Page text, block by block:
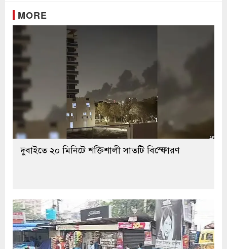
MORE
দুবাইতে ২০ মিনিটে শক্তিশালী সাতটি বিস্ফোরণ